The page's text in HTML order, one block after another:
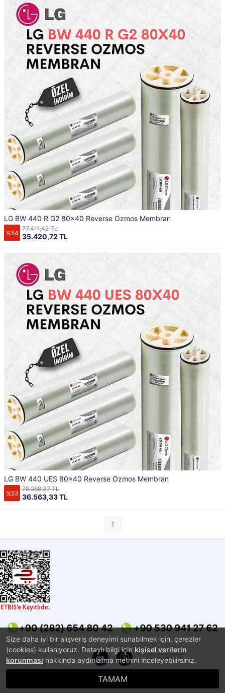
Size daha iyi bir alışveriş deneyimi sunabilmek için, çerezler
(cookies) kullanıyoruz. Detaylı bilgi için kişisel verilerin
korunması hakkında aydınlatma metnini inceleyebilirsiniz.
TAMAM
LG BW 440 R G2 80x40 Reverse Ozmos Membran
%54 35.420,72 TL
77.411,42 TL
LG BW 440 UES 80x40 Reverse Ozmos Membran
%53 36.563,33 TL
78.268,37 TL
1
E-Ticaret Sistemi